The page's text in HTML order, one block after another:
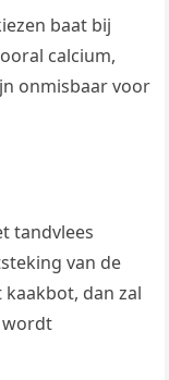
baat bij
calcium,
onmisbaar voor
tandvlees
van de
dan zal
wordt